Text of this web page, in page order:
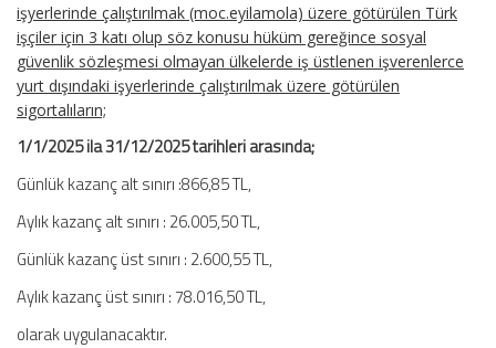
işyerlerinde çalıştırılmak (moc.eyilamola) üzere götürülen Türk
işçiler için 3 katı olup söz konusu hüküm gereğince sosyal
güvenlik sözleşmesi olmayan ülkelerde iş üstlenen işverenlerce
yurt dışındaki işyerlerinde çalıştırılmak üzere götürülen
sigortalıların;
1/1/2025 ila 31/12/2025 tarihleri arasında;
Günlük kazanç alt sınırı :866,85 TL,
Aylık kazanç alt sınırı : 26.005,50 TL,
Günlük kazanç üst sınırı : 2.600,55 TL,
Aylık kazanç üst sınırı : 78.016,50 TL,
olarak uygulanacaktır.